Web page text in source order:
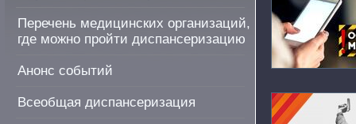
Перечень медицинских организаций,
где можно пройти диспансеризацию
Анонс событий
Всеобщая диспансеризация